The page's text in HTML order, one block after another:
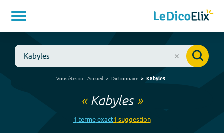
Vous êtes ici : Accueil Dictionnaire Kabyles
« Kabyles»
1 termeexact1 suggestion